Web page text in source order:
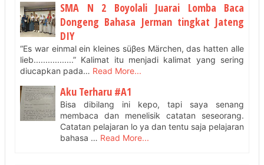
SMA N 2 Boyolali Juarai Lomba Baca
Dongeng Bahasa Jerman tingkat Jateng
DIY
“Es war einmal ein kleines süβes Märchen, das hatten alle
lieb.................” Kalimat itu menjadi kalimat yang sering
diucapkan pada… Read More...
Aku Terharu #A1
Bisa dibilang ini kepo, tapi saya senang
membaca dan menelisik catatan seseorang.
Catatan pelajaran lo ya dan tentu saja pelajaran
bahasa … Read More...